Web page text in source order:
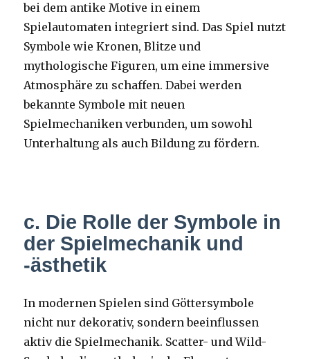
bei dem antike Motive in einem
Spielautomaten integriert sind. Das Spiel nutzt
Symbole wie Kronen, Blitze und
mythologische Figuren, um eine immersive
Atmosphäre zu schaffen. Dabei werden
bekannte Symbole mit neuen
Spielmechaniken verbunden, um sowohl
Unterhaltung als auch Bildung zu fördern.
c. Die Rolle der Symbole in
der Spielmechanik und
-ästhetik
In modernen Spielen sind Göttersymbole
nicht nur dekorativ, sondern beeinflussen
aktiv die Spielmechanik. Scatter- und Wild-